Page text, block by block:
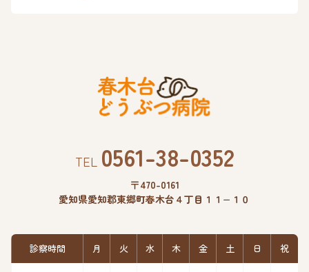
TEL 0561-38-0352
〒470-0161
愛知県愛知郡東郷町春木台４丁目１１−１０
診察時間 月 火 水 木 金 土 日 祝